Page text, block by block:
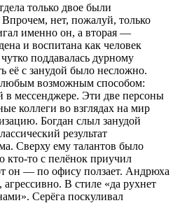
только двое были
нет, пожалуй, только
именно он, а вторая —
и воспитана как человек
поддавалась дурному
её с занудой было несложно.
возможным способом:
в мессенджере. Эти две персоны
коллеги во взглядах на мир
Богдан слыл занудой
результат
Сверху ему талантов было
кто-то с пелёнок приучил
он — по офису ползает. Андрюха
В стиле «да рухнет
Серёга поскуливал